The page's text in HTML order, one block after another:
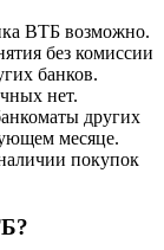
ВТБ возможно.
без комиссии
банков.
нет.
других
месяце.
покупок